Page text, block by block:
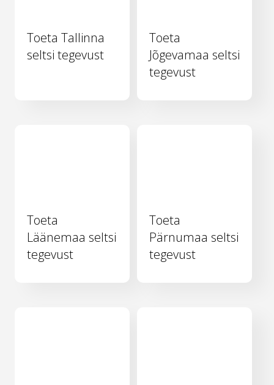
Toeta Tallinna
seltsi tegevust
Toeta
Jõgevamaa seltsi
tegevust
Toeta
Läänemaa seltsi
tegevust
Toeta
Pärnumaa seltsi
tegevust